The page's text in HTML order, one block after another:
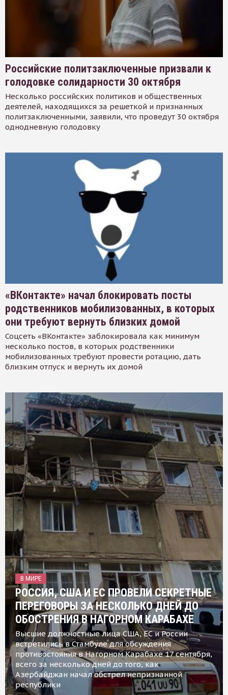
Российские политзаключенные призвали к
голодовке солидарности 30 октября
Несколько российских политиков и общественных
деятелей, находящихся за решеткой и признанных
политзаключенными, заявили, что проведут 30 октября
однодневную голодовку
«ВКонтакте» начал блокировать посты
родственников мобилизованных, в которых
они требуют вернуть близких домой
Соцсеть «ВКонтакте» заблокировала как минимум
несколько постов, в которых родственники
мобилизованных требуют провести ротацию, дать
близким отпуск и вернуть их домой
В МИРЕ
РОССИЯ, США И ЕС ПРОВЕЛИ СЕКРЕТНЫЕ
ПЕРЕГОВОРЫ ЗА НЕСКОЛЬКО ДНЕЙ ДО
ОБОСТРЕНИЯ В НАГОРНОМ КАРАБАХЕ
Высшие должностные лица США, ЕС и России
встретились в Стамбуле для обсуждения
противостояния в Нагорном Карабахе 17 сентября,
всего за несколько дней до того, как
Азербайджан начал обстрел непризнанной
республики